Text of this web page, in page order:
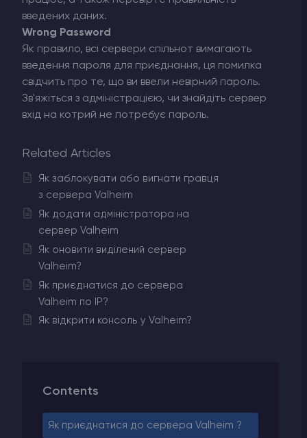
введених даних.
Wrong Password
Як правило, всі сервери спільнот вимагають
введення пароля для приєднання, ця помилка
свідчить про те, що ви ввели невірний пароль.
Зв'яжіться з адміністрацією, чи знайдіть сервер
вхід на котрий не потребує пароль.
Related Articles
Як заблокувати або вигнати гравця
з сервера Valheim
Як додати адміністратора на
сервер Valheim
Як оновити виділений сервер
Valheim?
Як приєднатися до сервера
Valheim по IP?
Як відкрити консоль у Valheim?
Contents
Як приєднатися до сервера Valheim ?